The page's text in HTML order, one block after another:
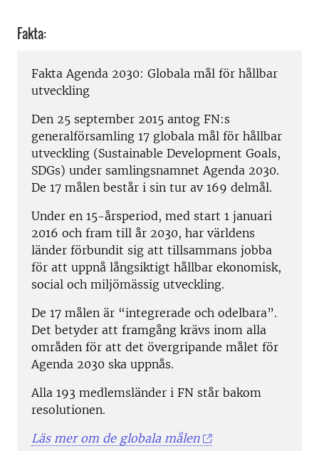
Fakta:
Fakta Agenda 2030: Globala mål för hållbar
utveckling
Den 25 september 2015 antog FN:s
generalförsamling 17 globala mål för hållbar
utveckling (Sustainable Development Goals,
SDGs) under samlingsnamnet Agenda 2030.
De 17 målen består i sin tur av 169 delmål.
Under en 15-årsperiod, med start 1 januari
2016 och fram till år 2030, har världens
länder förbundit sig att tillsammans jobba
för att uppnå långsiktigt hållbar ekonomisk,
social och miljömässig utveckling.
De 17 målen är “integrerade och odelbara”.
Det betyder att framgång krävs inom alla
områden för att det övergripande målet för
Agenda 2030 ska uppnås.
Alla 193 medlemsländer i FN står bakom
resolutionen.
Läs mer om de globala målen